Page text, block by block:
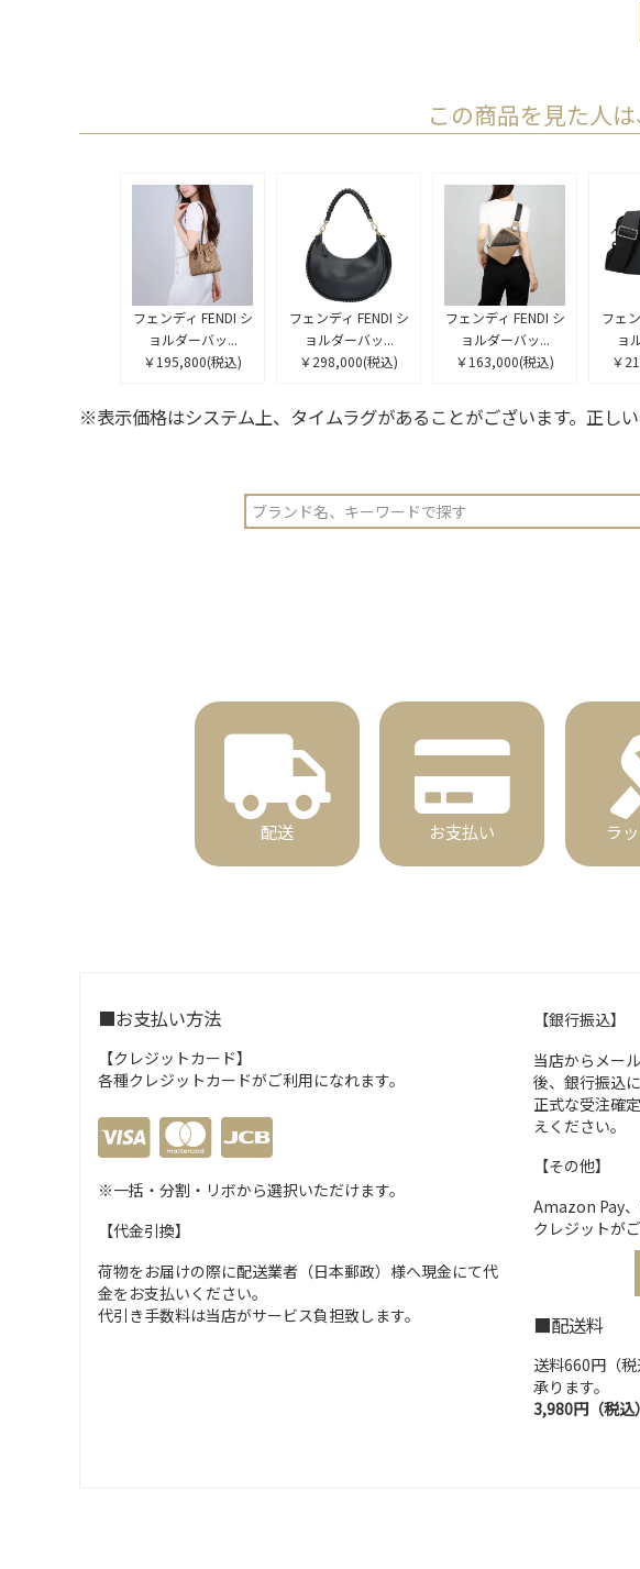
この商品を見た人
フェンディ FENDI シ
ョルダーバッ...
￥195,800(税込)
フェンディ FENDI シ
ョルダーバッ...
￥298,000(税込)
フェンディ FENDI シ
ョルダーバッ...
￥163,000(税込)
フェ
ョ
￥
※表示価格はシステム上、タイムラグがあることがございます。正しい
配送 お支払い ラ
■お支払い方法
【クレジットカード】
各種クレジットカードがご利用になれます。
※一括・分割・リボから選択いただけます。
【代金引換】
荷物をお届けの際に配送業者（日本郵政）様へ現金にて代
金をお支払いください。
代引き手数料は当店がサービス負担致します。
【銀行振込】
当店からメー
後、銀行振込
正式な受注確
えください。
【その他】
Amazon Pay
クレジットが
■配送料
送料660円（
承ります。
3,980円（税込